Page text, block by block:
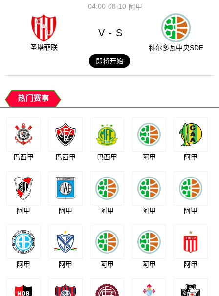
08-10
04:00 阿甲
圣塔菲联
V - S
科尔多瓦中央SDE
即将开始
热门赛事
巴西甲 巴西甲 巴西甲 阿甲 阿甲
阿甲 阿甲 阿甲 阿甲 阿甲
阿甲 阿甲 阿甲 阿甲 阿甲